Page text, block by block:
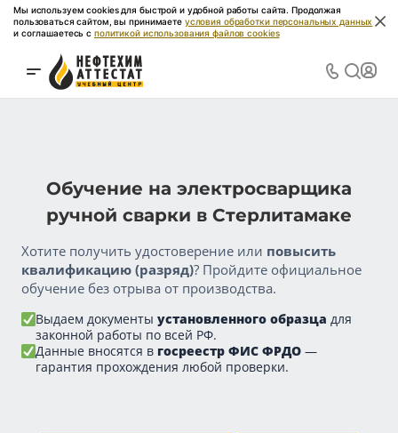
Мы используем cookies для быстрой и удобной работы сайта. Продолжая
пользоваться сайтом, вы принимаете условия обработки персональных данных
и соглашаетесь с политикой использования файлов cookies
Обучение на электросварщика
ручной сварки в Стерлитамаке
Хотите получить удостоверение или повысить
квалификацию (разряд)? Пройдите официальное
обучение без отрыва от производства.
Выдаем документы установленного образца для
законной работы по всей РФ.
Данные вносятся в госреестр ФИС ФРДО —
гарантия прохождения любой проверки.